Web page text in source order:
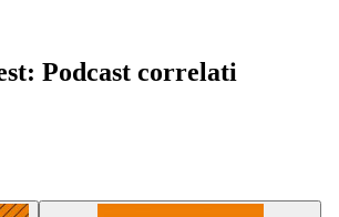
Podcast correlati